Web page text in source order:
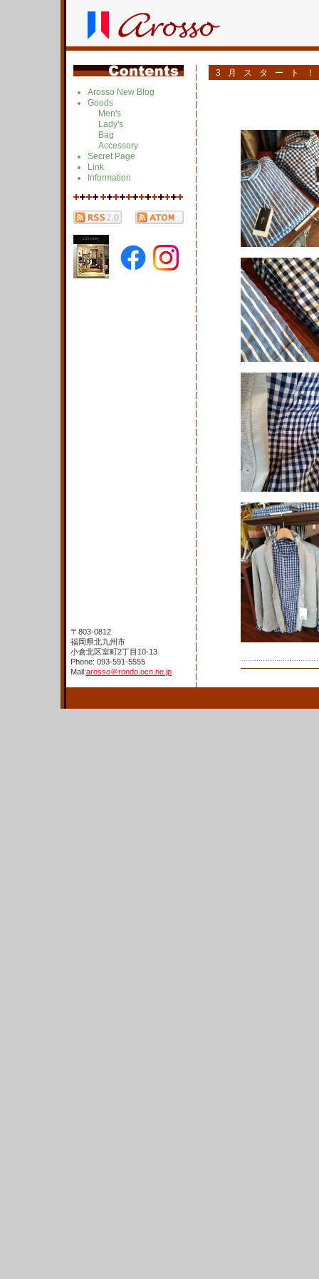
Arosso New Blog
Goods
Men's
Lady's
Bag
Accessory
Secret Page
Link
Information
3月スタート
〒803-0812
福岡県北九州市
小倉北区室町2丁目10-13
Phone: 093-591-5555
Mail:arosso＠rondo.ocn.ne.jp